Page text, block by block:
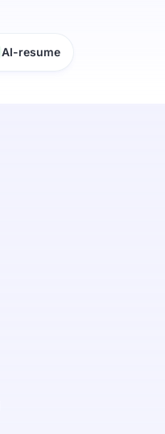
AI-resume